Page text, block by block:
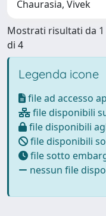
Chaurasia, Vivek
Mostrati risultati da 1
di 4
Legenda icone
file ad accesso
file disponibili
file disponibili
file disponibili
file sotto
nessun file